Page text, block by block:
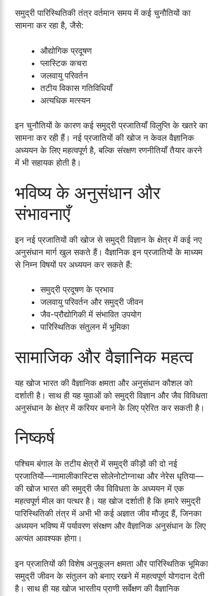
समुद्री पारिस्थितिकी तंत्र वर्तमान समय में कई चुनौतियों का
सामना कर रहा है, जैसे:
औद्योगिक प्रदूषण
प्लास्टिक कचरा
जलवायु परिवर्तन
तटीय विकास गतिविधियाँ
अत्यधिक मत्स्यन
इन चुनौतियों के कारण कई समुद्री प्रजातियाँ विलुप्ति के खतरे का
सामना कर रही हैं। नई प्रजातियों की खोज न केवल वैज्ञानिक
अध्ययन के लिए महत्वपूर्ण है, बल्कि संरक्षण रणनीतियाँ तैयार करने
में भी सहायक होती है।
भविष्य के अनुसंधान और
संभावनाएँ
इन नई प्रजातियों की खोज से समुद्री विज्ञान के क्षेत्र में कई नए
अनुसंधान मार्ग खुल सकते हैं। वैज्ञानिक इन प्रजातियों के माध्यम
से निम्न विषयों पर अध्ययन कर सकते हैं:
समुद्री प्रदूषण के प्रभाव
जलवायु परिवर्तन और समुद्री जीवन
जैव-प्रौद्योगिकी में संभावित उपयोग
पारिस्थितिक संतुलन में भूमिका
सामाजिक और वैज्ञानिक महत्व
यह खोज भारत की वैज्ञानिक क्षमता और अनुसंधान कौशल को
दर्शाती है। साथ ही यह युवाओं को समुद्री विज्ञान और जैव विविधता
अनुसंधान के क्षेत्र में करियर बनाने के लिए प्रेरित कर सकती है।
निष्कर्ष
पश्चिम बंगाल के तटीय क्षेत्रों में समुद्री कीड़ों की दो नई
प्रजातियों—नामालीकास्टिस सोलेनोटोग्नाथा और नेरेस धृतिया—
की खोज भारत की समुद्री जैव विविधता के अध्ययन में एक
महत्वपूर्ण मील का पत्थर है। यह खोज दर्शाती है कि हमारे समुद्री
पारिस्थितिकी तंत्र में अभी भी कई अज्ञात जीव मौजूद हैं, जिनका
अध्ययन भविष्य में पर्यावरण संरक्षण और वैज्ञानिक अनुसंधान के लिए
अत्यंत आवश्यक होगा।
इन प्रजातियों की विशेष अनुकूलन क्षमता और पारिस्थितिक भूमिका
समुद्री जीवन के संतुलन को बनाए रखने में महत्वपूर्ण योगदान देती
है। साथ ही यह खोज भारतीय प्राणी सर्वेक्षण की वैज्ञानिक